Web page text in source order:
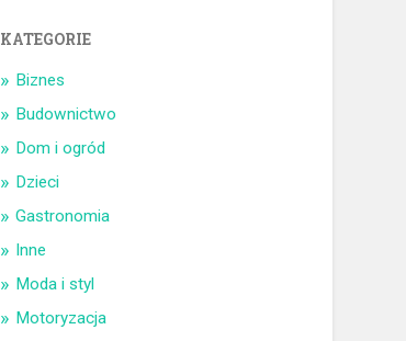
KATEGORIE
Biznes
Budownictwo
Dom i ogród
Dzieci
Gastronomia
Inne
Moda i styl
Motoryzacja